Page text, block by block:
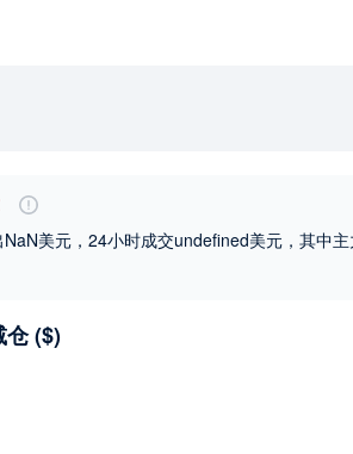
美元，24小时成交undefined美元 ，其中
仓 ($)